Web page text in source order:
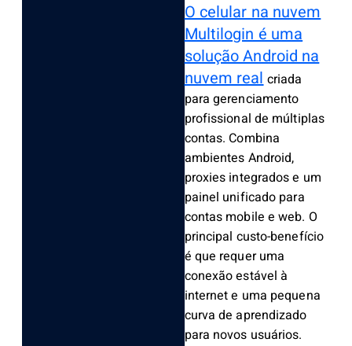
O celular na nuvem
Multilogin é uma
solução Android na
nuvem realcriada
para gerenciamento
profissional de múltiplas
contas. Combina
ambientes Android,
proxies integrados e um
painel unificado para
contas mobile e web. O
principal custo-benefício
é que requer uma
conexão estável à
internet e uma pequena
curva de aprendizado
para novos usuários.